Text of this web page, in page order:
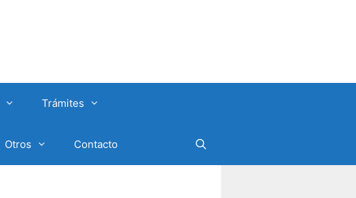
Trámites
Otros Contacto